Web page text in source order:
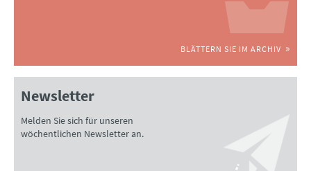
BLÄTTERN SIE IM ARCHIV
Newsletter
Melden Sie sich für unseren
wöchentlichen Newsletter an.